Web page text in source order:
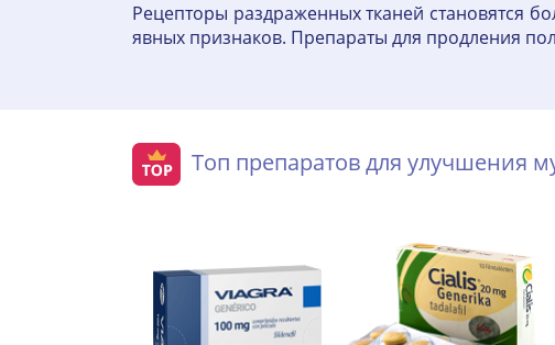
Рецепторы раздраженных тканей становятся
явных признаков. Препараты для продления
Топ препаратов для улучшения